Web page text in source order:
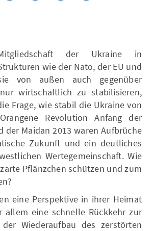
der Ukraine in
wie der Nato, der EU und
von außen auch gegenüber
wirtschaftlich zu stabilisieren,
Frage, wie stabil die Ukraine von
Revolution Anfang der
der Maidan 2013 waren Aufbrüche
Zukunft und ein deutliches
Wertegemeinschaft. Wie
Pflänzchen schützen und zum
eine Perspektive in ihrer Heimat
allem eine schnelle Rückkehr zur
Wiederaufbau des zerstörten